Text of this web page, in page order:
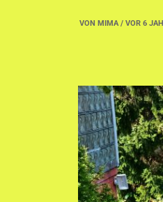
VON MIMA/ VOR 6